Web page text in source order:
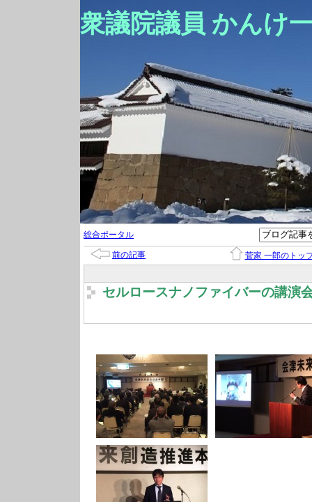
衆議院議員 かんけ
総合ポータル
前の記事 菅家 一郎のトッ
セルロースナノファイバーの講演